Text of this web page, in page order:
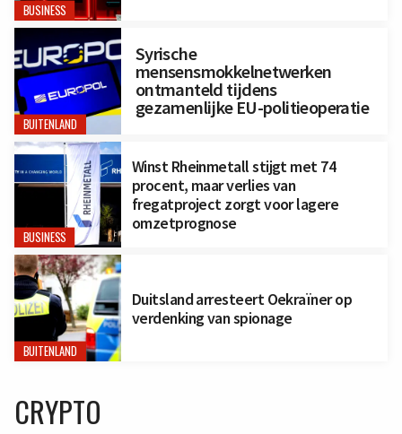
BUSINESS
BUITENLAND
Syrische
mensensmokkelnetwerken
ontmanteld tijdens
gezamenlijke EU-politieoperatie
BUSINESS
Winst Rheinmetall stijgt met 74
procent, maar verlies van
fregatproject zorgt voor lagere
omzetprognose
BUITENLAND
Duitsland arresteert Oekraïner op
verdenking van spionage
CRYPTO